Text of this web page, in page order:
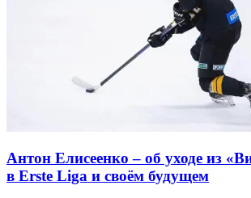
Антон Елисеенко – об уходе из
в Erste Liga и своём будущем